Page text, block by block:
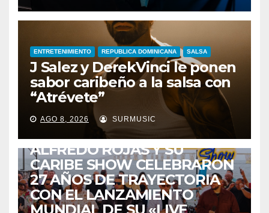
ENTRETENIMIENTO REPUBLICA DOMINICANA SALSA
J Salez y DerekVinci le ponen
sabor caribeño a la salsa con
“Atrévete”
AGO 8, 2026 SURMUSIC
ENTRETENIMIENTO GUARACHA ZULIANA LIVE SESSION
ZULIA
ALFREDO ROJAS Y SU
CARIBE SHOW CELEBRARON
27 AÑOS DE TRAYECTORIA
CON EL LANZAMIENTO